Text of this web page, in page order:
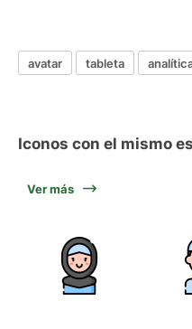
avatar tableta
Iconos con el mismo
Ver más